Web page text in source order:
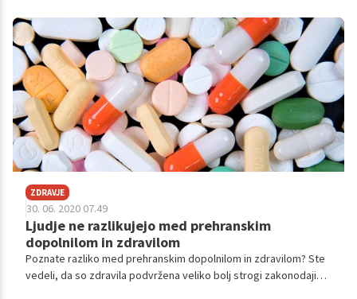
osebnosti v deželi vzhajajočega sonca vse bolj priljubljena.
ZDRAVJE
30. 06. 2020 07.49
Ljudje ne razlikujejo med prehranskim
dopolnilom in zdravilom
Poznate razliko med prehranskim dopolnilom in zdravilom? Ste
vedeli, da so zdravila podvržena veliko bolj strogi zakonodaji